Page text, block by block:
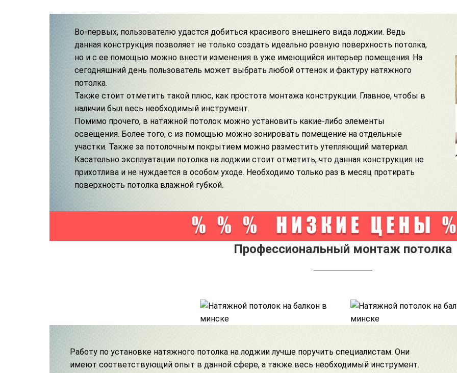
Во-первых, пользователю удастся добиться красивого внешнего вида лоджии. Ведь
данная конструкция позволяет не только создать идеально ровную поверхность потолка,
но и с ее помощью можно внести изменения в уже имеющийся интерьер помещения. На
сегодняшний день пользователь может выбрать любой оттенок и фактуру натяжного
потолка.
Также стоит отметить такой плюс, как простота монтажа конструкции. Главное, чтобы в
наличии был весь необходимый инструмент.
Помимо прочего, в натяжной потолок можно установить какие-либо элементы
освещения. Более того, с из помощью можно зонировать помещение на отдельные
участки. Также за потолочным покрытием можно разместить утепляющий материал.
Касательно эксплуатации потолка на лоджии стоит отметить, что данная конструкция не
прихотлива и не нуждается в особом уходе. Необходимо только раз в месяц протирать
поверхность потолка влажной губкой.
Профессиональный монтаж потолка
Работу по установке натяжного потолка на лоджии лучше поручить специалистам. Они
имеют соответствующий опыт в данной сфере, а также весь необходимый инструмент.